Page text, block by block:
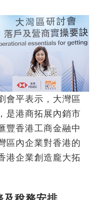
會平表示，大灣區
是港商拓展內銷市
豐香港工商金融中
區內企業對香港的
港企業創造龐大拓